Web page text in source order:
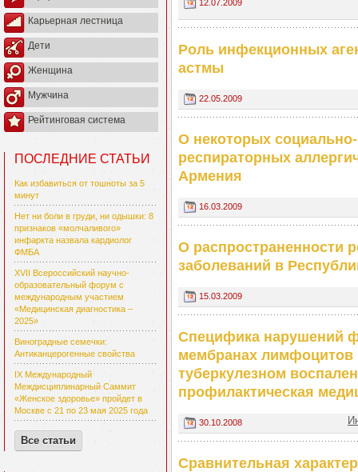
Карьерная лестница
Дети
Женщина
Мужчина
Рейтинговая система
ПОСЛЕДНИЕ СТАТЬИ
Как избавиться от тошноты за 5
минут
Нет ни боли в груди, ни одышки: 8
признаков «молчаливого»
инфаркта назвала кардиолог
ФМБА
XVII Всероссийский научно-
образовательный форум с
международным участием
«Медицинская диагностика –
2025»
Виноградные семечки:
Антиканцерогенные свойства
IX Международный
Междисциплинарный Саммит
«Женское здоровье» пройдет в
Москве с 21 по 23 мая 2025 года
Все статьи
12.07.2009
Роль инфекционных
астмы
22.05.2009
О некоторых социально-
респираторных
Армения
16.03.2009
О распространенности
заболеваний в
15.03.2009
Специфика нарушений
мембранах лимфоцитов
туберкулезном
профилактическая
30.10.2008
Сравнительная